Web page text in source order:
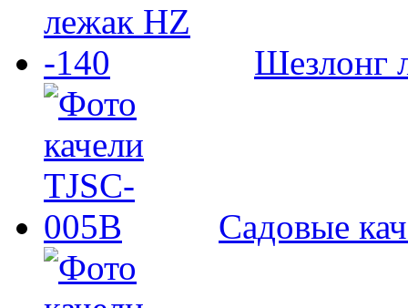
Шезлонг
Садовые